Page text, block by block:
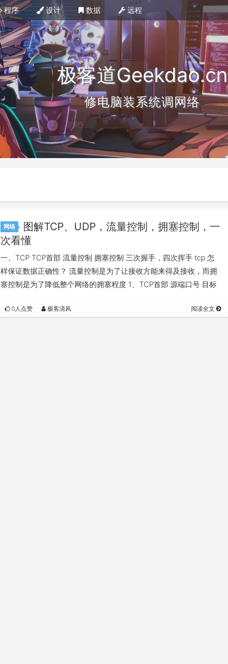
程序 设计 数据 远程
极客道Geekdao.cn
修电脑装系统调网络
网络
图解TCP、UDP，流量控制，拥塞控制，一
次看懂
一、TCP TCP首部 流量控制 拥塞控制 三次握手，四次挥手 tcp 怎
样保证数据正确性？ 流量控制是为了让接收方能来得及接收，而拥
塞控制是为了降低整个网络的拥塞程度 1、TCP首部 源端口号 目标
0人点赞 极客清风 阅读全文